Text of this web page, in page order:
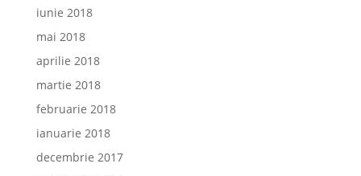
iunie 2018
mai 2018
aprilie 2018
martie 2018
februarie 2018
ianuarie 2018
decembrie 2017